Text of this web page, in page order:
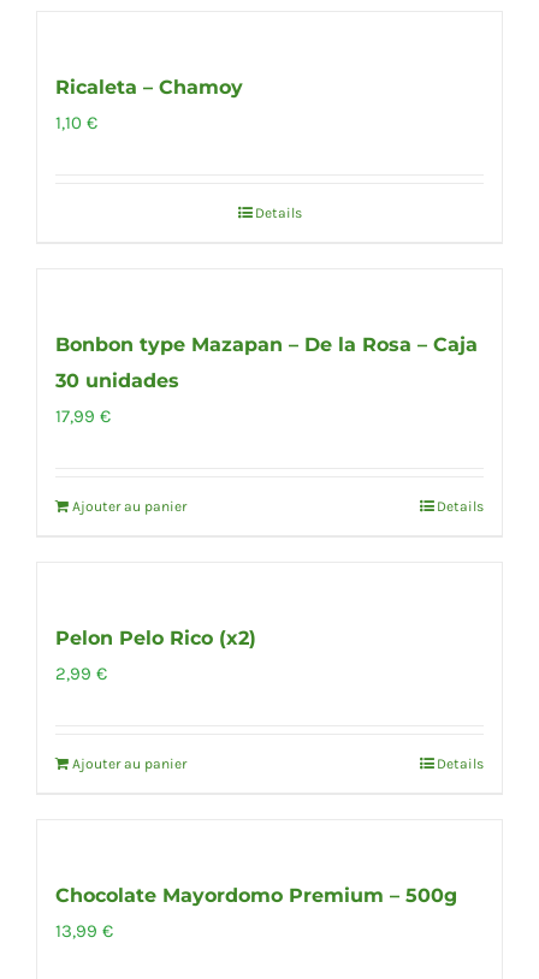
Ricaleta – Chamoy
1,10 €
Details
Bonbon type Mazapan – De la Rosa – Caja
30 unidades
17,99 €
Ajouter au panier Details
Pelon Pelo Rico (x2)
2,99 €
Ajouter au panier Details
Chocolate Mayordomo Premium – 500g
13,99 €